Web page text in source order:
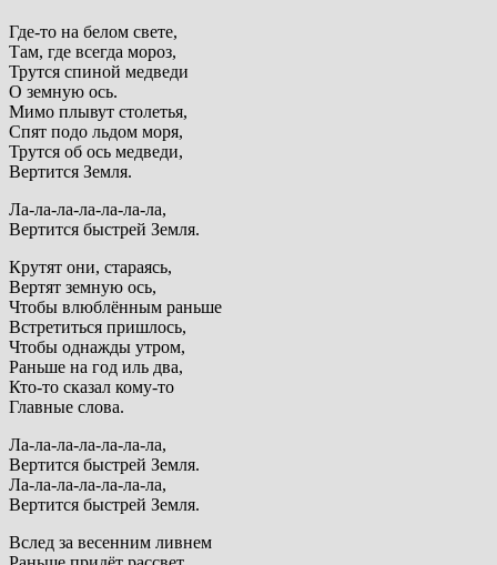
Где-то на белом свете,
Там, где всегда мороз,
Трутся спиной медведи
О земную ось.
Мимо плывут столетья,
Спят подо льдом моря,
Трутся об ось медведи,
Вертится Земля.
Ла-ла-ла-ла-ла-ла-ла,
Вертится быстрей Земля.
Крутят они, стараясь,
Вертят земную ось,
Чтобы влюблённым раньше
Встретиться пришлось,
Чтобы однажды утром,
Раньше на год иль два,
Кто-то сказал кому-то
Главные слова.
Ла-ла-ла-ла-ла-ла-ла,
Вертится быстрей Земля.
Ла-ла-ла-ла-ла-ла-ла,
Вертится быстрей Земля.
Вслед за весенним ливнем